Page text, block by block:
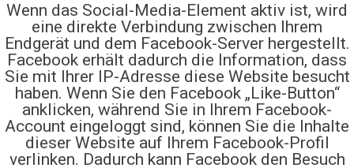
Wenn das Social-Media-Element aktiv ist, wird
eine direkte Verbindung zwischen Ihrem
Endgerät und dem Facebook-Server hergestellt.
Facebook erhält dadurch die Information, dass
Sie mit Ihrer IP-Adresse diese Website besucht
haben. Wenn Sie den Facebook „Like-Button“
anklicken, während Sie in Ihrem Facebook-
Account eingeloggt sind, können Sie die Inhalte
dieser Website auf Ihrem Facebook-Profil
verlinken. Dadurch kann Facebook den Besuch